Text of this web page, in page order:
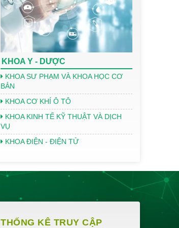
KHOA Y - DƯỢC
KHOA SƯ PHẠM VÀ KHOA HỌC CƠ
BẢN
KHOA CƠ KHÍ Ô TÔ
KHOA KINH TẾ KỸ THUẬT VÀ DỊCH
VỤ
KHOA ĐIỆN - ĐIỆN TỬ
THỐNG KÊ TRUY CẬP